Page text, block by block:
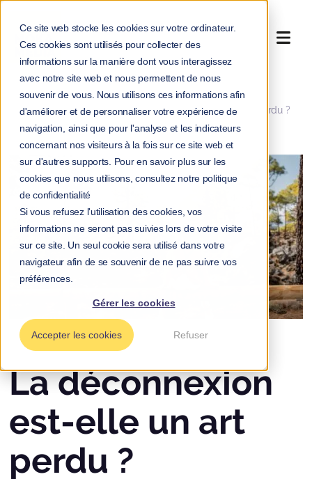
Ce site web stocke les cookies sur votre ordinateur.
Ces cookies sont utilisés pour collecter des
informations sur la manière dont vous interagissez
avec notre site web et nous permettent de nous
souvenir de vous. Nous utilisons ces informations afin
d'améliorer et de personnaliser votre expérience de
navigation, ainsi que pour l'analyse et les indicateurs
concernant nos visiteurs à la fois sur ce site web et
sur d'autres supports. Pour en savoir plus sur les
cookies que nous utilisons, consultez notre politique
de confidentialité
Si vous refusez l'utilisation des cookies, vos
informations ne seront pas suivies lors de votre visite
sur ce site. Un seul cookie sera utilisé dans votre
navigateur afin de se souvenir de ne pas suivre vos
préférences.
Gérer les cookies
Accepter les cookies Refuser
Accueil > Blog > La déconnexion est-elle un art perdu ?
La déconnexion
est-elle un art
perdu ?